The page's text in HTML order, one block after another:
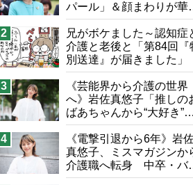
兄がボケました
便利なサービス
予防法
パール」＆顔まわりが華
ぐ「揺れる一粒」の使い
け方
2
兄がボケました～認知症
介護と老後と「第84回『
別送達』が届きました」
3
《芸能界から介護の世界
へ》岩佐真悠子「推しの
ばあちゃんから“大好き”を
もらえる」理不尽さも吹
飛ぶ“やりがい”、介護の
場は「愛おしい」
4
《電撃引退から6年》岩
真悠子、ミスマガジンか
介護職へ転身 中卒・バ
ト経験ゼロの彼女が見つ